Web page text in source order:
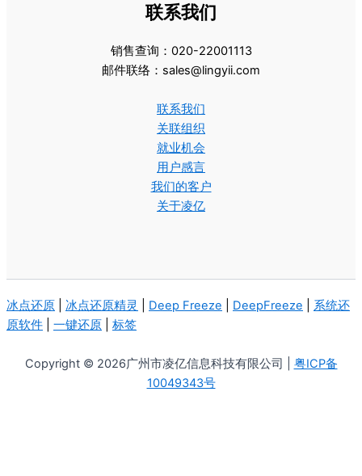
联系我们
销售查询：020-22001113
邮件联络：sales@lingyii.com
联系我们
关联组织
就业机会
用户感言
我们的客户
关于凌亿
冰点还原 冰点还原精灵 Deep Freeze DeepFreeze
系统还
原软件
一键还原 标签
Copyright © 2026广州市凌亿信息科技有限公司 | 粤ICP备
10049343号